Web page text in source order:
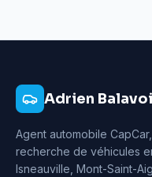
Adrien
Agent automobile
recherche de véhicules
Isneauville, Mont-Saint-